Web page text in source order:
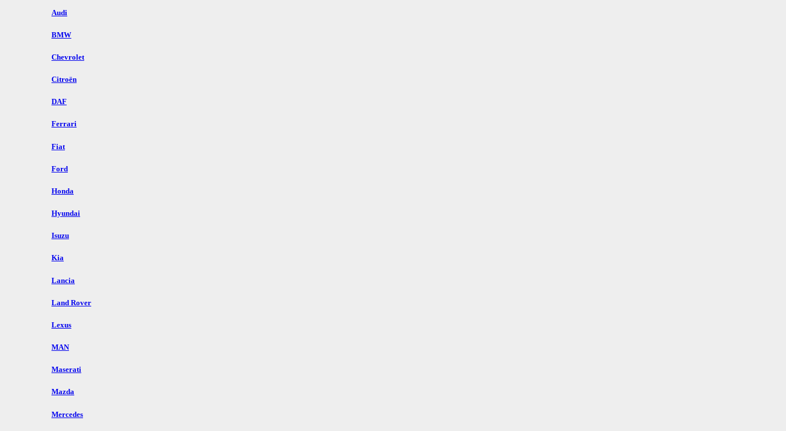
Audi
BMW
Chevrolet
Citroën
DAF
Ferrari
Fiat
Ford
Honda
Hyundai
Isuzu
Kia
Lancia
Land Rover
Lexus
MAN
Maserati
Mazda
Mercedes